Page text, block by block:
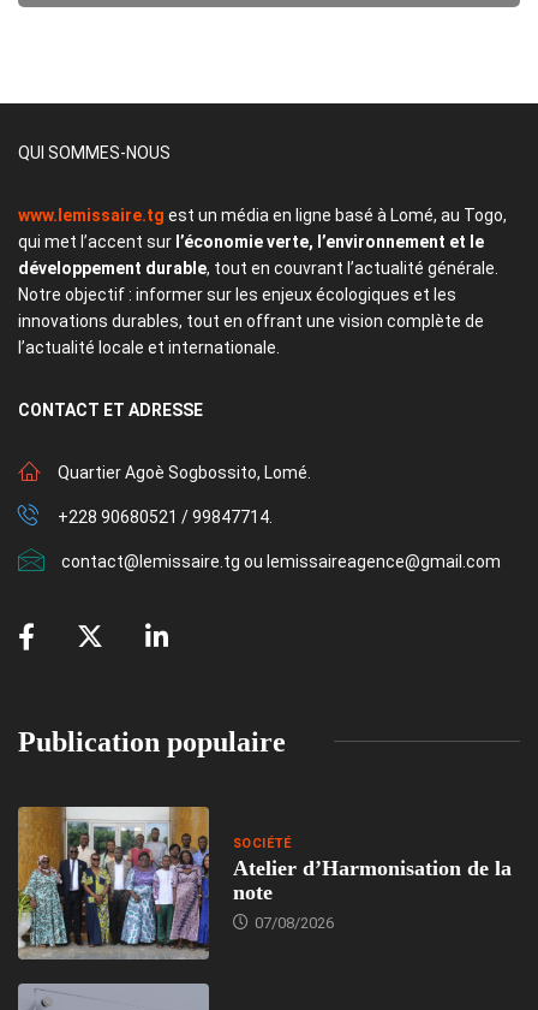
QUI SOMMES-NOUS
www.lemissaire.tg est un média en ligne basé à Lomé, au Togo,
qui met l’accent sur l’économie verte, l’environnement et le
développement durable, tout en couvrant l’actualité générale.
Notre objectif : informer sur les enjeux écologiques et les
innovations durables, tout en offrant une vision complète de
l’actualité locale et internationale.
CONTACT ET ADRESSE
Quartier Agoè Sogbossito, Lomé.
+228 90680521 / 99847714.
contact@lemissaire.tg ou lemissaireagence@gmail.com
Publication populaire
SOCIÉTÉ
Atelier d’Harmonisation de la
note
07/08/2026